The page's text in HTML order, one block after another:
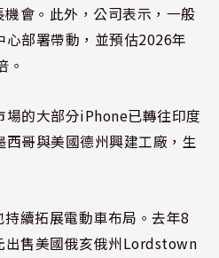
會。此外，公司表示，一般
部署帶動，並預估2026年
。
場的大部分iPhone已轉往印度
哥與美國德州興建工廠，生
續拓展電動車布局。去年8
出售美國俄亥俄州Lordstown